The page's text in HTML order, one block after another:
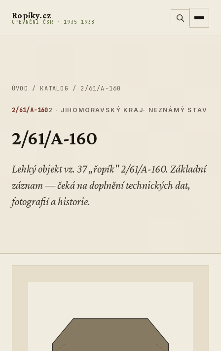
Ropiky.cz
OPEVNĚNÍ ČSR · 1935–1938
ÚVOD / KATALOG / 2/61/A-160
2/61/A-1602 · JIHOMORAVSKÝ KRAJ· NEZNÁMÝ STAV
2/61/A-160
Lehký objekt vz. 37 „řopík" 2/61/A-160. Základní
záznam — čeká na doplnění technických dat,
fotografií a historie.